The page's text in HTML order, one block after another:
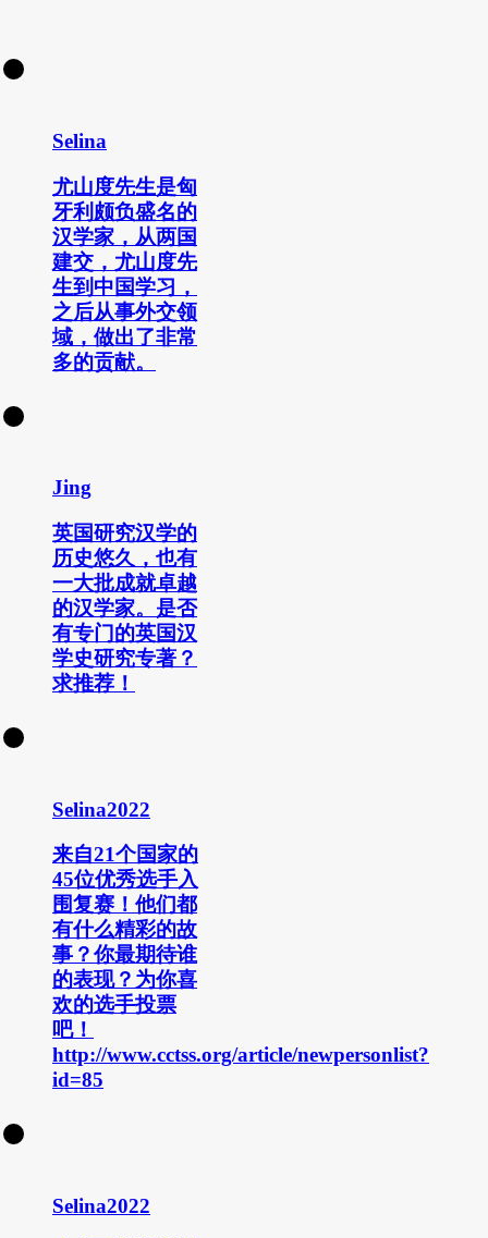
Selina
尤山度先生是匈
牙利颇负盛名的
汉学家，从两国
建交，尤山度先
生到中国学习，
之后从事外交领
域，做出了非常
多的贡献。
Jing
英国研究汉学的
历史悠久，也有
一大批成就卓越
的汉学家。是否
有专门的英国汉
学史研究专著？
求推荐！
Selina2022
来自21个国家的
45位优秀选手入
围复赛！他们都
有什么精彩的故
事？你最期待谁
的表现？为你喜
欢的选手投票
吧！
http://www.cctss.org/article/newpersonlist?
id=85
Selina2022